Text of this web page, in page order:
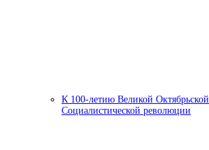
К 100-летию Великой Октябрьской
Социалистической революции